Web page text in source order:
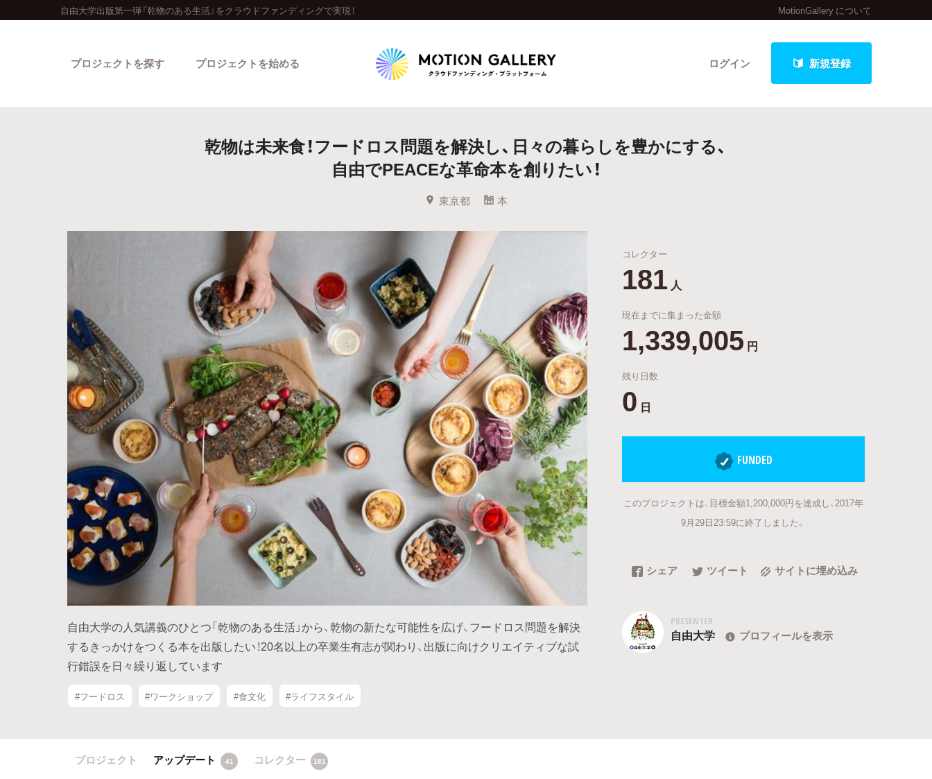
自由大学出版第一弾『乾物のある生活』をクラウドファンディングで実現！ MotionGallery について
ログイン 新規登録
プロジェクトを探す
人気のプロジェクト 新着プロジェクト 終了間近のプロジェクト
Feature
カテゴリーから探す タグから探す キュレーターから探す 特集から探す
Legendary
最新達成プロジェクト 調達額が大きいプロジェクト
プロジェクトを始める
乾物は未来食！フードロス問題を解決し、日々の暮らしを豊かにする、
自由でPEACEな革命本を創りたい！
東京都 本
自由大学の人気講義のひとつ「乾物のある生活」から、乾物の新たな可能性を広げ、フードロス問題を解決
するきっかけをつくる本を出版したい！20名以上の卒業生有志が関わり、出版に向けクリエイティブな試
行錯誤を日々繰り返しています
#フードロス #ワークショップ #食文化 #ライフスタイル
コレクター
181 人
現在までに集まった金額
1,339,005 円
残り日数
0 日
FUNDED
このプロジェクトは、目標金額1,200,000円を達成し、2017年
9月29日23:59に終了しました。
シェア ツイート サイトに埋め込み
PRESENTER
自由大学 プロフィールを表示
プロジェクト アップデート 41 コレクター 181